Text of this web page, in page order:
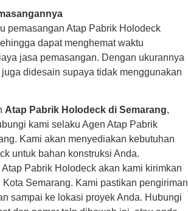
pemasangan Atap Pabrik Holodeck
dapat menghemat waktu
jasa pemasangan. Dengan ukurannya
didesain supaya tidak menggunakan
Atap Pabrik Holodeck di Semarang,
kami selaku Agen Atap Pabrik
Kami akan menyediakan kebutuhan
untuk bahan konstruksi Anda.
Pabrik Holodeck akan kami kirimkan
Semarang. Kami pastikan pengiriman
sampai ke lokasi proyek Anda. Hubungi